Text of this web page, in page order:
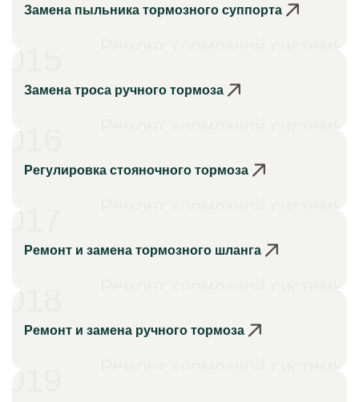
Замена пыльника тормозного суппорта
Замена троса ручного тормоза
Регулировка стояночного тормоза
Ремонт и замена тормозного шланга
Ремонт и замена ручного тормоза